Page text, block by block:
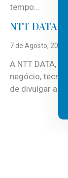
tempo...
NTT DATA
7 de Agosto, 2026
A NTT DATA,
negócio,
de divulgar a